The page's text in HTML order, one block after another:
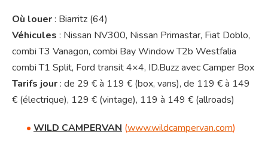
Où louer: Biarritz (64)
Véhicules : Nissan NV300, Nissan Primastar, Fiat Doblo,
combi T3 Vanagon, combi Bay Window T2b Westfalia
combi T1 Split, Ford transit 4×4, ID.Buzz avec Camper Box
Tarifs jour: de 29 € à 119 € (box, vans), de 119 € à 149
€ (électrique), 129 € (vintage), 119 à 149 € (allroads)
• WILD CAMPERVAN (www.wildcampervan.com)